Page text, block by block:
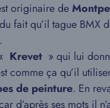
originaire de
fait qu’il tague BMX
Krevet » qui lui
comme ça qu’il
de peinture. En
d’après ses mots il